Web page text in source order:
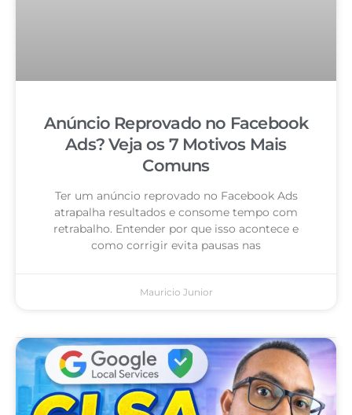
Anúncio Reprovado no Facebook
Ads? Veja os 7 Motivos Mais
Comuns
Ter um anúncio reprovado no Facebook Ads
atrapalha resultados e consome tempo com
retrabalho. Entender por que isso acontece e
como corrigir evita pausas nas
Mauricio Junior